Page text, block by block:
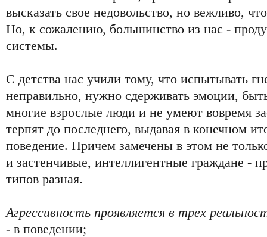
высказать свое недовольство, но вежливо,
Но, к сожалению, большинство из нас -
системы.
С детства нас учили тому, что испытывать
неправильно, нужно сдерживать эмоции,
многие взрослые люди и не умеют вовремя
терпят до последнего, выдавая в конечном
поведение. Причем замечены в этом не
и застенчивые, интеллигентные граждане -
типов разная.
Агрессивность проявляется в трех
- в поведении;